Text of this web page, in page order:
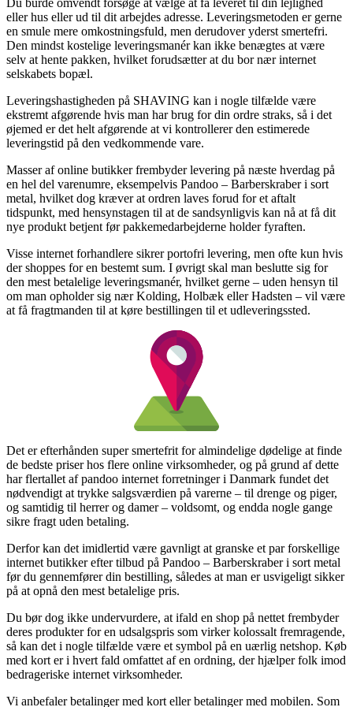
eller hus eller ud til dit arbejdes adresse. Leveringsmetoden er gerne
en smule mere omkostningsfuld, men derudover yderst smertefri.
Den mindst kostelige leveringsmanér kan ikke benægtes at være
selv at hente pakken, hvilket forudsætter at du bor nær internet
selskabets bopæl.
Leveringshastigheden på SHAVING kan i nogle tilfælde være
ekstremt afgørende hvis man har brug for din ordre straks, så i det
øjemed er det helt afgørende at vi kontrollerer den estimerede
leveringstid på den vedkommende vare.
Masser af online butikker frembyder levering på næste hverdag på
en hel del varenumre, eksempelvis Pandoo – Barberskraber i sort
metal, hvilket dog kræver at ordren laves forud for et aftalt
tidspunkt, med hensynstagen til at de sandsynligvis kan nå at få dit
nye produkt betjent før pakkemedarbejderne holder fyraften.
Visse internet forhandlere sikrer portofri levering, men ofte kun hvis
der shoppes for en bestemt sum. I øvrigt skal man beslutte sig for
den mest betalelige leveringsmanér, hvilket gerne – uden hensyn til
om man opholder sig nær Kolding, Holbæk eller Hadsten – vil være
at få fragtmanden til at køre bestillingen til et udleveringssted.
Det er efterhånden super smertefrit for almindelige dødelige at finde
de bedste priser hos flere online virksomheder, og på grund af dette
har flertallet af pandoo internet forretninger i Danmark fundet det
nødvendigt at trykke salgsværdien på varerne – til drenge og piger,
og samtidig til herrer og damer – voldsomt, og endda nogle gange
sikre fragt uden betaling.
Derfor kan det imidlertid være gavnligt at granske et par forskellige
internet butikker efter tilbud på Pandoo – Barberskraber i sort metal
før du gennemfører din bestilling, således at man er usvigeligt sikker
på at opnå den mest betalelige pris.
Du bør dog ikke undervurdere, at ifald en shop på nettet frembyder
deres produkter for en udsalgspris som virker kolossalt fremragende,
så kan det i nogle tilfælde være et symbol på en uærlig netshop. Køb
med kort er i hvert fald omfattet af en ordning, der hjælper folk imod
bedrageriske internet virksomheder.
Vi anbefaler betalinger med kort eller betalinger med mobilen. Som